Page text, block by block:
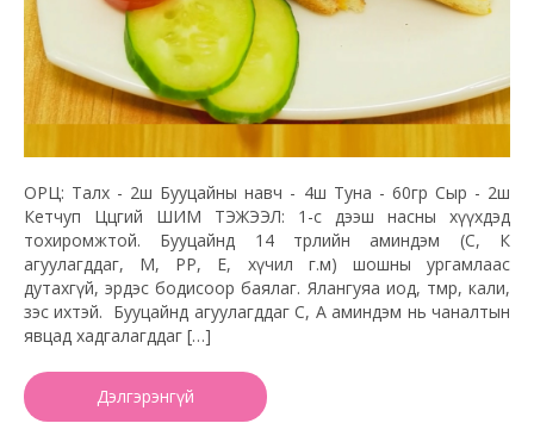
ОРЦ: Талх - 2ш Бууцайны навч - 4ш Туна - 60гр Сыр - 2ш
Кетчуп Цөцгий ШИМ ТЭЖЭЭЛ: 1-с дээш насны хүүхдэд
тохиромжтой. Бууцайнд 14 төрлийн аминдэм (С, К
агуулагддаг, М, РР, Е, хүчил г.м) шошны ургамлаас
дутахгүй, эрдэс бодисоор баялаг. Ялангуяа иод, төмөр, кали,
зэс ихтэй. Бууцайнд агуулагддаг С, А аминдэм нь чаналтын
явцад хадгалагддаг […]
Дэлгэрэнгүй